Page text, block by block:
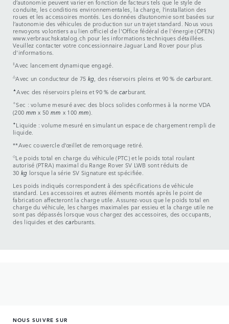
d’autonomie peuvent varier en fonction de facteurs tels que le style de
conduite, les conditions environnementales, la charge, l’installation des
roues et les accessoires montés. Les données d’autonomie sont basées sur
l’autonomie des véhicules de production sur un trajet standard. Nous vous
renvoyons volontiers au lien officiel de l'Office fédéral de l'énergie (OFEN)
www.verbrauchskatalog.ch pour les informations techniques détaillées.
Veuillez contacter votre concessionnaire Jaguar Land Rover pour plus
d'informations.
‡Avec lancement dynamique engagé.
△Avec un conducteur de 75 kg, des réservoirs pleins et 90 % de carburant.
▲ Avec des réservoirs pleins et 90 % de carburant.
✧Sec : volume mesuré avec des blocs solides conformes à la norme VDA
(200 mm x 50 mm x 100 mm).
✦ Liquide : volume mesuré en simulant un espace de chargement rempli de
liquide.
**Avec couvercle d’œillet de remorquage retiré.
◇Le poids total en charge du véhicule (PTC) et le poids total roulant
autorisé (PTRA) maximal du Range Rover SV LWB sont réduits de
30 kg lorsque la série SV Signature est spécifiée.
Les poids indiqués correspondent à des spécifications de véhicule
standard. Les accessoires et autres éléments montés après le point de
fabrication affecteront la charge utile. Assurez-vous que le poids total en
charge du véhicule, les charges maximales par essieu et la charge utile ne
sont pas dépassés lorsque vous chargez des accessoires, des occupants,
des liquides et descarburants.
NOUS SUIVRE SUR